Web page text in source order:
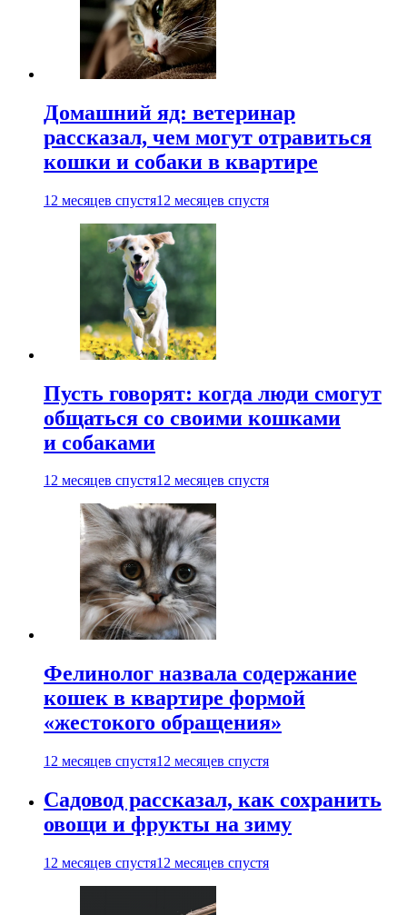
Домашний яд: ветеринар
рассказал, чем могут отравиться
кошки и собаки в квартире
12 месяцев спустя12 месяцев спустя
Пусть говорят: когда люди смогут
общаться со своими кошками
и собаками
12 месяцев спустя12 месяцев спустя
Фелинолог назвала содержание
кошек в квартире формой
«жестокого обращения»
12 месяцев спустя12 месяцев спустя
Садовод рассказал, как сохранить
овощи и фрукты на зиму
12 месяцев спустя12 месяцев спустя